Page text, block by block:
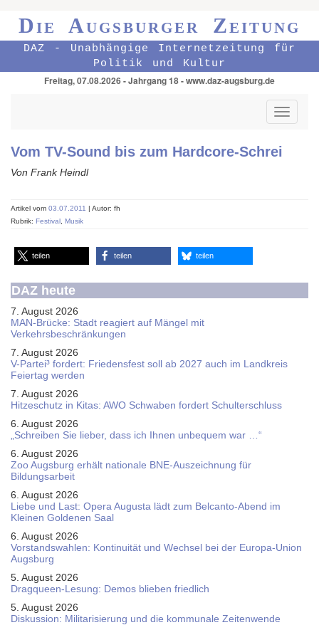
Die Augsburger Zeitung
DAZ - Unabhängige Internetzeitung für
Politik und Kultur
Freitag, 07.08.2026 - Jahrgang 18 - www.daz-augsburg.de
Toggle
Vom TV-Sound bis zum Hardcore-Schrei
Von Frank Heindl
Artikel vom 03.07.2011 | Autor: fh
Rubrik: Festival Musik
teilen teilen teilen
DAZ heute
7. August 2026
MAN-Brücke: Stadt reagiert auf Mängel mit
Verkehrsbeschränkungen
7. August 2026
V-Partei­³ fordert: Friedens­fest soll ab 2027 auch im Land­kreis
Feier­tag werden
7. August 2026
Hitzeschutz in Kitas: AWO Schwaben fordert Schulterschluss
6. August 2026
„Schreiben Sie lieber, dass ich Ihnen unbequem war …“
6. August 2026
Zoo Augsburg erhält nationale BNE-Auszeichnung für
Bildungsarbeit
6. August 2026
Liebe und Last: Opera Augusta lädt zum Belcanto-Abend im
Kleinen Goldenen Saal
6. August 2026
Vorstandswahlen: Kontinuität und Wechsel bei der Europa-Union
Augsburg
5. August 2026
Dragqueen-Lesung: Demos blieben friedlich
5. August 2026
Diskussion: Mi­li­ta­ri­sie­rung und die kommunale Zeitenwende